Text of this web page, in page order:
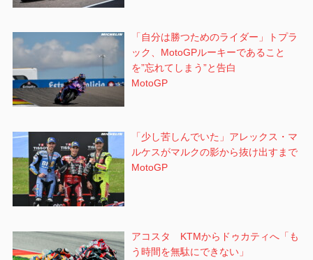
「自分は勝つためのライダー」トプラ
ック、MotoGPルーキーであること
を”忘れてしまう”と告白
MotoGP
「少し苦しんでいた」アレックス・マ
ルケスがマルクの影から抜け出すまで
MotoGP
アコスタ KTMからドゥカティへ「も
う時間を無駄にできない」